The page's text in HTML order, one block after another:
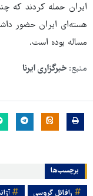
ایران حمله کردند که
هسته‌ای ایران حضور
مساله بوده است.
منبع: خبرگزاری ایرنا
برچسب‌ها
رافائل گروسی